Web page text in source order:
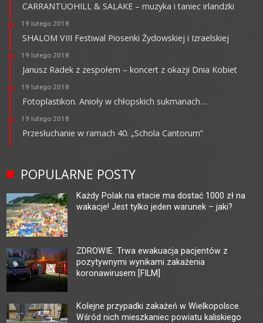
CARRANTUOHILL & SALAKE – muzyka i taniec irlandzki
19 lutego 2018
SHALOM VIII Festiwal Piosenki Żydowskiej i Izraelskiej
19 lutego 2018
Janusz Radek z zespołem – koncert z okazji Dnia Kobiet
19 lutego 2018
Fotoplastikon. Anioły w chłopskich sukmanach…
19 lutego 2018
Przesłuchanie w ramach 40. „Schola Cantorum”
POPULARNE POSTY
Każdy Polak na etacie ma dostać 1000 zł na
wakacje! Jest tylko jeden warunek – jaki?
ZDROWIE. Trwa ewakuacja pacjentów z
pozytywnymi wynikami zakażenia
koronawirusem [FILM]
Kolejne przypadki zakażeń w Wielkopolsce.
Wśród nich mieszkaniec powiatu kaliskiego